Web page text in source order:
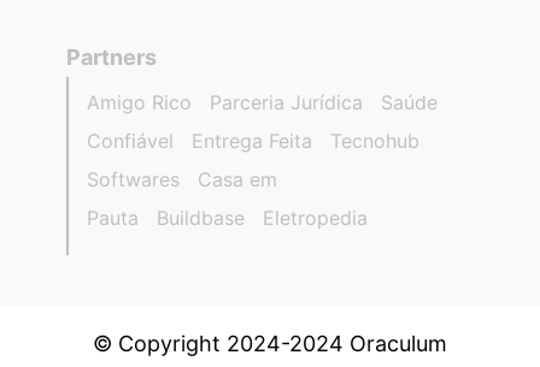
Partners
Amigo Rico Parceria Jurídica
Saúde
Confiável
Entrega Feita
Tecnohub
Softwares
Casa em
Pauta
Buildbase Eletropedia
© Copyright 2024-2024 Oraculum